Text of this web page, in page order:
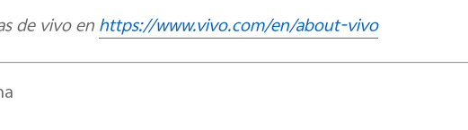
de vivo enhttps://www.vivo.com/en/about-vivo